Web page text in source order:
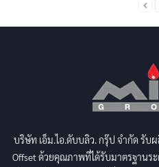
บริษัท เอ็ม.ไอ.ดับบลิว. กรุ๊ป จำกัด รับ
Offset ด้วยคุณภาพที่ได้รับมาตรฐานร